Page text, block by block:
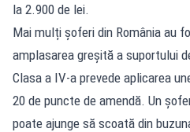
la 2.900 de lei.
Mai mulți șoferi din România au
amplasarea greșită a suportului
Clasa a IV-a prevede aplicarea
20 de puncte de amendă. Un
poate ajunge să scoată din